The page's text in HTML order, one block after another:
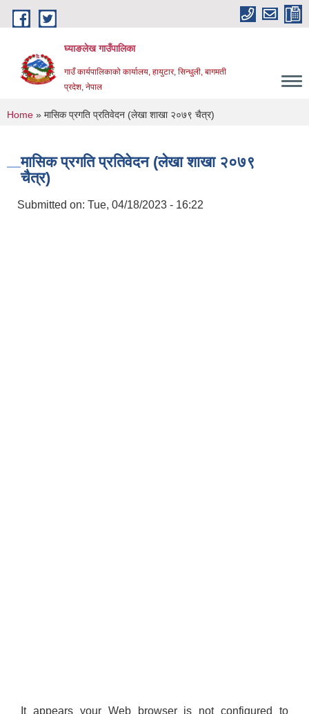
Skip to main content
घ्याङलेख गाउँपालिका
गाउँ कार्यपालिकाको कार्यालय, हायुटार, सिन्धुली, बागमती
प्रदेश, नेपाल
You are here
Home » मासिक प्रगति प्रतिवेदन (लेखा शाखा २०७९ चैत्र)
मासिक प्रगति प्रतिवेदन (लेखा शाखा २०७९
चैत्र)
Submitted on: Tue, 04/18/2023 - 16:22
It appears your Web browser is not configured to